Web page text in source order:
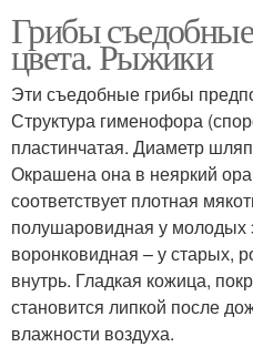
Грибов по алфавиту
Грибов в беларуси
Пластинчатые грибовы
Грибы
цвета. Рыжики
Эти съедобные грибы
Структура гименофора
пластинчатая. Диаметр
Окрашена она в неяркий
соответствует плотная
полушаровидная у молодых
воронковидная – у старых,
внутрь. Гладкая кожица,
становится липкой после
влажности воздуха.